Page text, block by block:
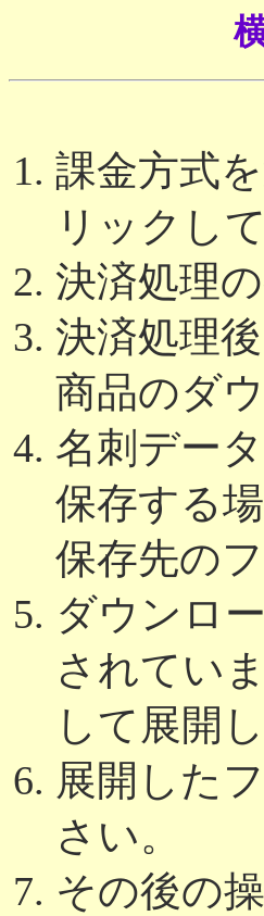
課金方式
リックし
決済処理
決済処理
商品のダ
名刺デー
保存する
保存先の
ダウンロ
されてい
して展開
展開した
さい。
その後の